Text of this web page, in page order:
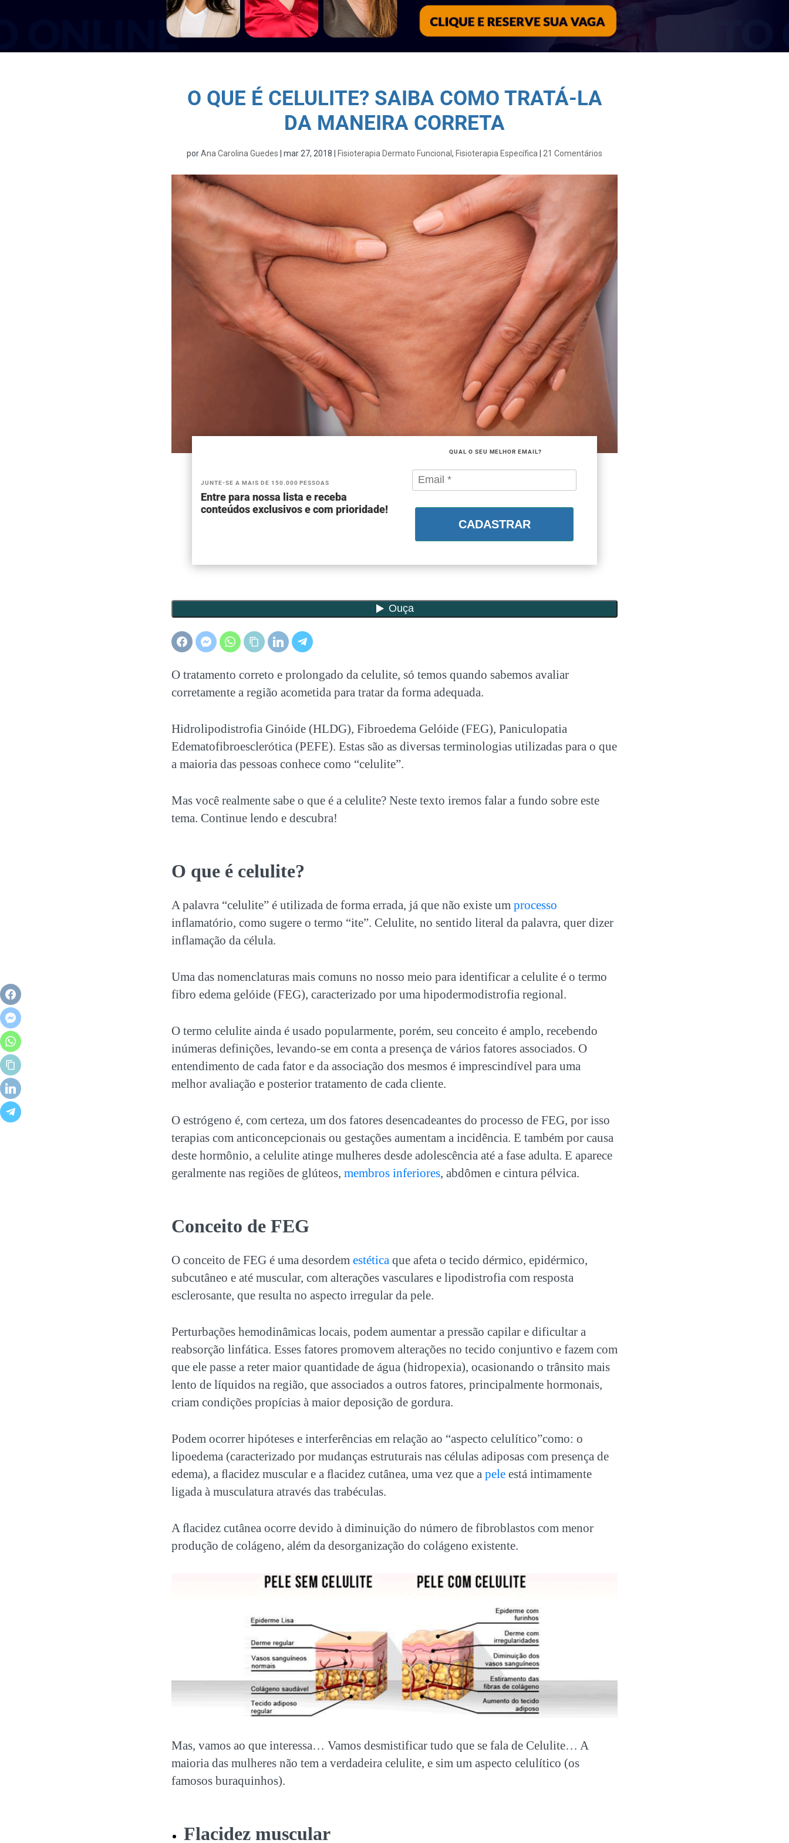
O QUE É CELULITE? SAIBA COMO TRATÁ-LA
DA MANEIRA CORRETA
porAna Carolina Guedes mar 27, 2018 Fisioterapia Dermato Funcional , Fisioterapia Específica 21 Comentários
JUNTE-SE A MAIS DE 150.000 PESSOAS
Entre para nossa lista e receba
conteúdos exclusivos e com prioridade!
QUAL O SEU MELHOR EMAIL?
CADASTRAR
O tratamento correto e prolongado da celulite, só temos quando sabemos avaliar
corretamente a região acometida para tratar da forma adequada.
Hidrolipodistrofia Ginóide (HLDG), Fibroedema Gelóide (FEG), Paniculopatia
Edematofibroesclerótica (PEFE). Estas são as diversas terminologias utilizadas para o que
a maioria das pessoas conhece como “celulite”.
Mas você realmente sabe o que é a celulite? Neste texto iremos falar a fundo sobre este
tema. Continue lendo e descubra!
O que é celulite?
A palavra “celulite” é utilizada de forma errada, já que não existe um processo
inflamatório, como sugere o termo “ite”. Celulite, no sentido literal da palavra, quer dizer
inflamação da célula.
Uma das nomenclaturas mais comuns no nosso meio para identificar a celulite é o termo
fibro edema gelóide (FEG), caracterizado por uma hipodermodistrofia regional.
O termo celulite ainda é usado popularmente, porém, seu conceito é amplo, recebendo
inúmeras definições, levando-se em conta a presença de vários fatores associados. O
entendimento de cada fator e da associação dos mesmos é imprescindível para uma
melhor avaliação e posterior tratamento de cada cliente.
O estrógeno é, com certeza, um dos fatores desencadeantes do processo de FEG, por isso
terapias com anticoncepcionais ou gestações aumentam a incidência. E também por causa
deste hormônio, a celulite atinge mulheres desde adolescência até a fase adulta. E aparece
geralmente nas regiões de glúteos, membros inferiores, abdômen e cintura pélvica.
Conceito de FEG
O conceito de FEG é uma desordem estética que afeta o tecido dérmico, epidérmico,
subcutâneo e até muscular, com alterações vasculares e lipodistrofia com resposta
esclerosante, que resulta no aspecto irregular da pele.
Perturbações hemodinâmicas locais, podem aumentar a pressão capilar e dificultar a
reabsorção linfática. Esses fatores promovem alterações no tecido conjuntivo e fazem com
que ele passe a reter maior quantidade de água (hidropexia), ocasionando o trânsito mais
lento de líquidos na região, que associados a outros fatores, principalmente hormonais,
criam condições propícias à maior deposição de gordura.
Podem ocorrer hipóteses e interferências em relação ao “aspecto celulítico”como: o
lipoedema (caracterizado por mudanças estruturais nas células adiposas com presença de
edema), a ﬂacidez muscular e a ﬂacidez cutânea, uma vez que a pele está intimamente
ligada à musculatura através das trabéculas.
A ﬂacidez cutânea ocorre devido à diminuição do número de fibroblastos com menor
produção de colágeno, além da desorganização do colágeno existente.
Mas, vamos ao que interessa… Vamos desmistificar tudo que se fala de Celulite… A
maioria das mulheres não tem a verdadeira celulite, e sim um aspecto celulítico (os
famosos buraquinhos).
Flacidez muscular